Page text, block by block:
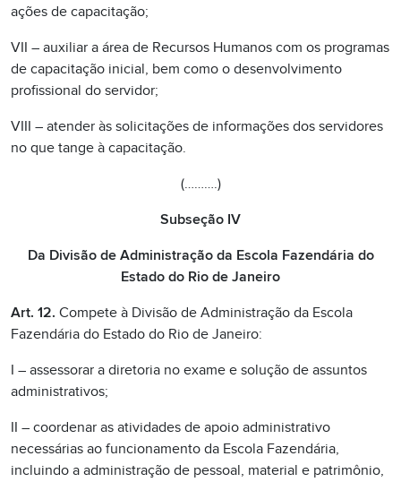
ações de capacitação;
VII – auxiliar a área de Recursos Humanos com os programas
de capacitação inicial, bem como o desenvolvimento
profissional do servidor;
VIII – atender às solicitações de informações dos servidores
no que tange à capacitação.
(……….)
Subseção IV
Da Divisão de Administração da Escola Fazendária do
Estado do Rio de Janeiro
Art. 12. Compete à Divisão de Administração da Escola
Fazendária do Estado do Rio de Janeiro:
I – assessorar a diretoria no exame e solução de assuntos
administrativos;
II – coordenar as atividades de apoio administrativo
necessárias ao funcionamento da Escola Fazendária,
incluindo a administração de pessoal, material e patrimônio,